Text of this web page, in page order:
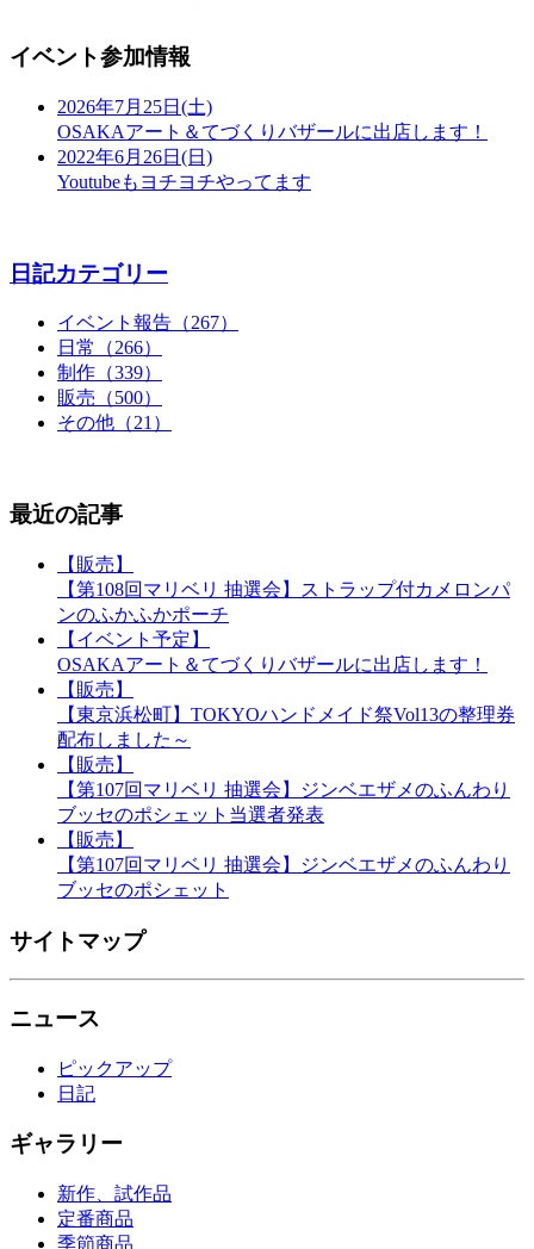
イベント参加情報
2026年7月25日(土)
OSAKAアート＆てづくりバザールに出店します！
2022年6月26日(日)
Youtubeもヨチヨチやってます
日記カテゴリー
イベント報告（267）
日常（266）
制作（339）
販売（500）
その他（21）
最近の記事
【販売】
【第108回マリベリ 抽選会】ストラップ付カメロンパ
ンのふかふかポーチ
【イベント予定】
OSAKAアート＆てづくりバザールに出店します！
【販売】
【東京浜松町】TOKYOハンドメイド祭Vol13の整理券
配布しました～
【販売】
【第107回マリベリ 抽選会】ジンベエザメのふんわり
ブッセのポシェット当選者発表
【販売】
【第107回マリベリ 抽選会】ジンベエザメのふんわり
ブッセのポシェット
サイトマップ
ニュース
ピックアップ
日記
ギャラリー
新作、試作品
定番商品
季節商品